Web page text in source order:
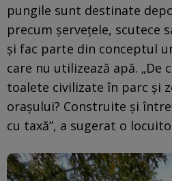
pungile sunt destinate
precum șervețele, scutece
și fac parte din conceptul
care nu utilizează apă. „De
toalete civilizate în parc și
orașului? Construite și
cu taxă”, a sugerat o